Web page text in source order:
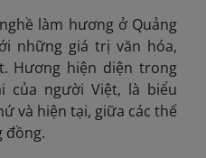
làm hương ở Quảng
những giá trị văn hóa,
Hương hiện diện trong
của người Việt, là biểu
và hiện tại, giữa các thế
đồng.